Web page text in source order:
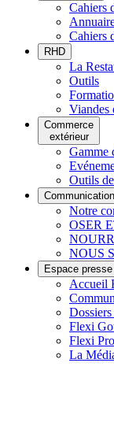
Cahiers
Cahiers
RHD
La
Outils
Viandes
Commerce
extérieur
Gamme
Outils
Communication
Notre
OSER
NOUS
Espace presse
Accueil
Dossiers
Flexi
Flexi
La